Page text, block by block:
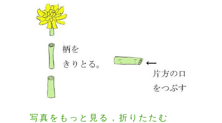
写真をもっと見る，折りたたむ